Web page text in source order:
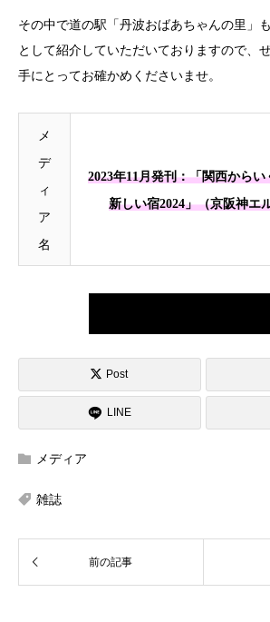
その中で道の駅「丹波おばあちゃんの里」
として紹介していただいておりますので、
手にとってお確かめくださいませ。
メ
デ
ィ
ア
名
2023年11月発刊：「関西から
新しい宿2024」（京阪神エ
Post
LINE
メディア
雑誌